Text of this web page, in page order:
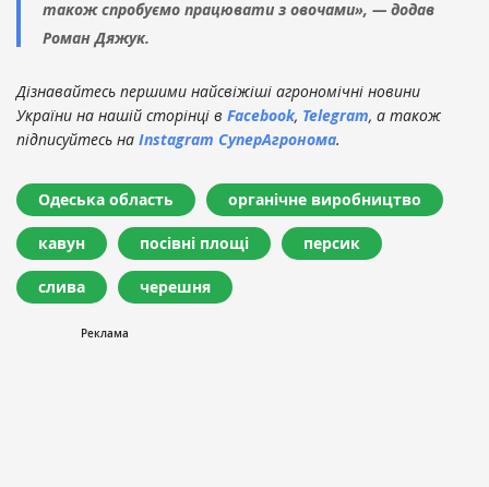
також спробуємо працювати з овочами», — додав
Роман Дяжук.
Дізнавайтесь першими найсвіжіші агрономічні новини
України на нашій сторінці в Facebook, Telegram, а також
підписуйтесь на Instagram СуперАгронома.
Одеська область органічне виробництво
кавун посівні площі персик
слива черешня